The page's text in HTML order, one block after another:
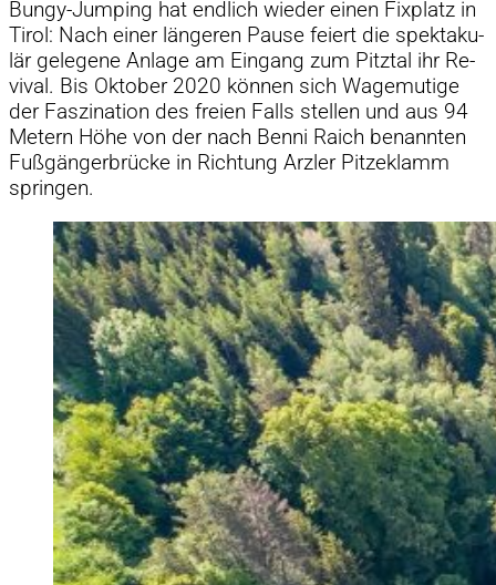
Bungy-Jum­ping hat end­lich wie­der ei­nen Fix­platz in
Ti­rol: Nach ei­ner län­ge­ren Pause fei­ert die spek­ta­ku­
lär ge­le­gene An­lage am Ein­gang zum Pitz­tal ihr Re­
vi­val. Bis Ok­to­ber 2020 kön­nen sich Wa­ge­mu­tige
der Fas­zi­na­tion des freien Falls stel­len und aus 94
Me­tern Höhe von der nach Benni Raich be­nann­ten
Fuß­gän­ger­brü­cke in Rich­tung Arzler Pit­ze­klamm
sprin­gen.